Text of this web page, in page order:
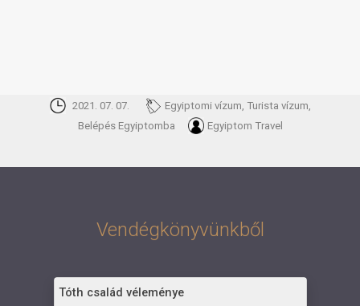
2021. 07. 07.
Egyiptomi vízum, Turista vízum,
Belépés Egyiptomba
Egyiptom Travel
Vendégkönyvünkből
Tóth család véleménye